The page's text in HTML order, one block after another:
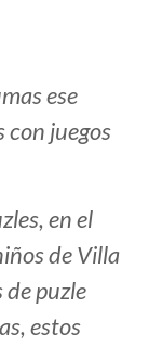
ese
juegos
en el
de Villa
puzle
estos